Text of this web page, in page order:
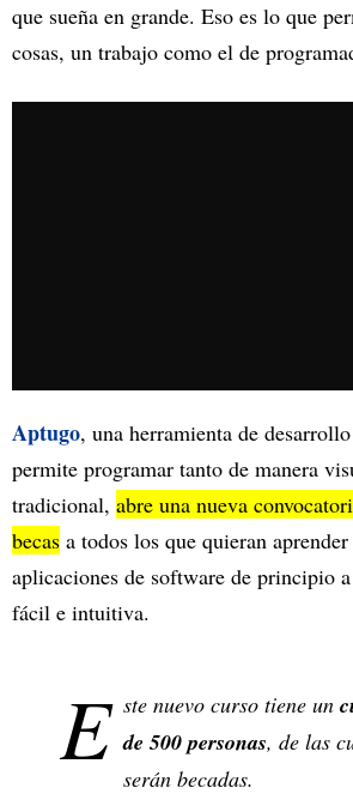
que sueña en grande. Eso es lo que
cosas, un trabajo como el de
Aptugo, una herramienta de
permite programar tanto de manera
tradicional, abre una nueva
becas a todos los que quieran
aplicaciones de software de principio
fácil e intuitiva.
E ste nuevo curso tiene un
de 500 personas, de las
serán becadas.